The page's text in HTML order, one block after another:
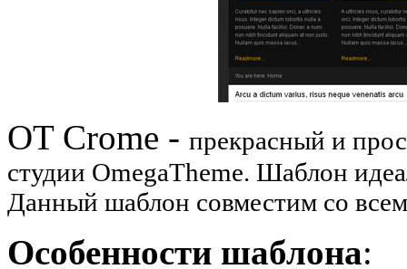
OT Crome - прекрасный и
студии OmegaTheme. Шаблон
Данный шаблон совместим со
Особенности шаблона: